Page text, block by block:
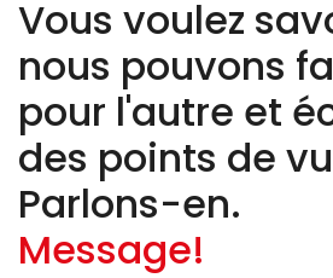
Vous voulez
nous pouvons
pour l'autre et
des points de
Parlons-en.
Message!